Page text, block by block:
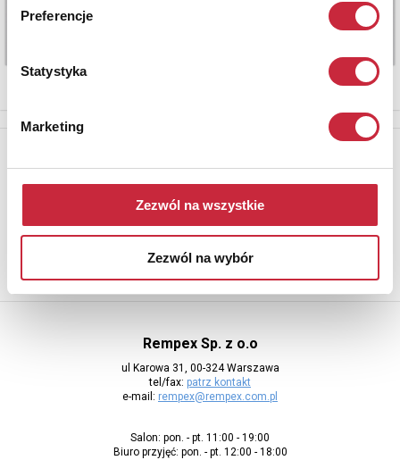
Preferencje
Statystyka
Marketing
Zezwól na wszystkie
Zezwól na wybór
Aby otrzymywać informacje o nowych aukcjach, prosimy podać
adres e-mail
Rempex Sp. z o.o
ul Karowa 31, 00-324 Warszawa
tel/fax: patrz kontakt
e-mail: rempex@rempex.com.pl
Salon: pon. - pt. 11:00 - 19:00
Biuro przyjęć: pon. - pt. 12:00 - 18:00